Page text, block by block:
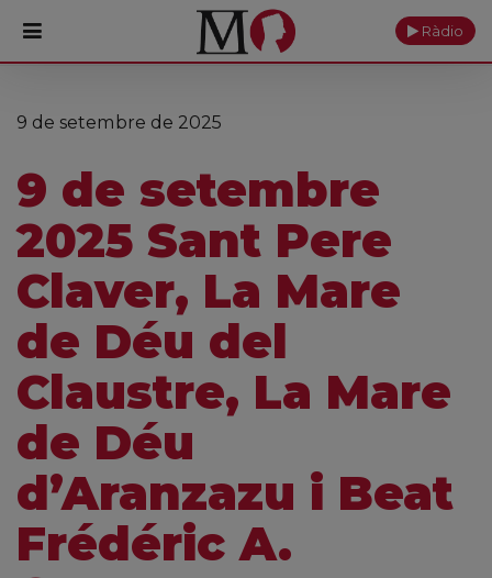
PORTADA
Actualitat
Fundació
Visita'ns
Ofrenes
Reserves
Ràdio
9 de setembre de 2025
9 de setembre
2025 Sant Pere
Claver, La Mare
de Déu del
Claustre, La Mare
de Déu
d’Aranzazu i Beat
Frédéric A.